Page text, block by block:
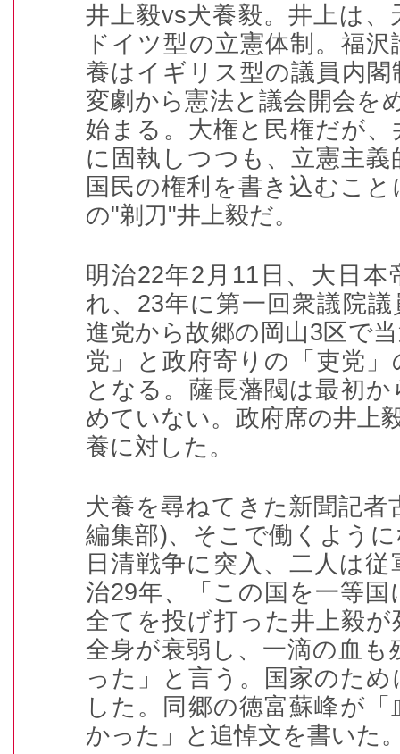
井上毅vs犬養毅。井上は
ドイツ型の立憲体制。福
養はイギリス型の議員内閣
変劇から憲法と議会開会を
始まる。大権と民権だが
に固執しつつも、立憲主
国民の権利を書き込むこ
の"剃刀"井上毅だ。
明治22年2 月 11 日、大日本
れ、 23年に第一回衆議院
進党から故郷の岡山3区で
党」と政府寄りの「吏党
となる。薩長藩閥は最初
めていない。政府席の井上
養に対した。
犬養を尋ねてきた新聞記者
編集部)、そこで働くよう
日清戦争に突入、二人は
治29年、「この国を一等
全てを投げ打った井上毅
全身が衰弱し、一滴の血
った」と言う。国家のた
した。同郷の徳富蘇峰が
かった」と追悼文を書いた